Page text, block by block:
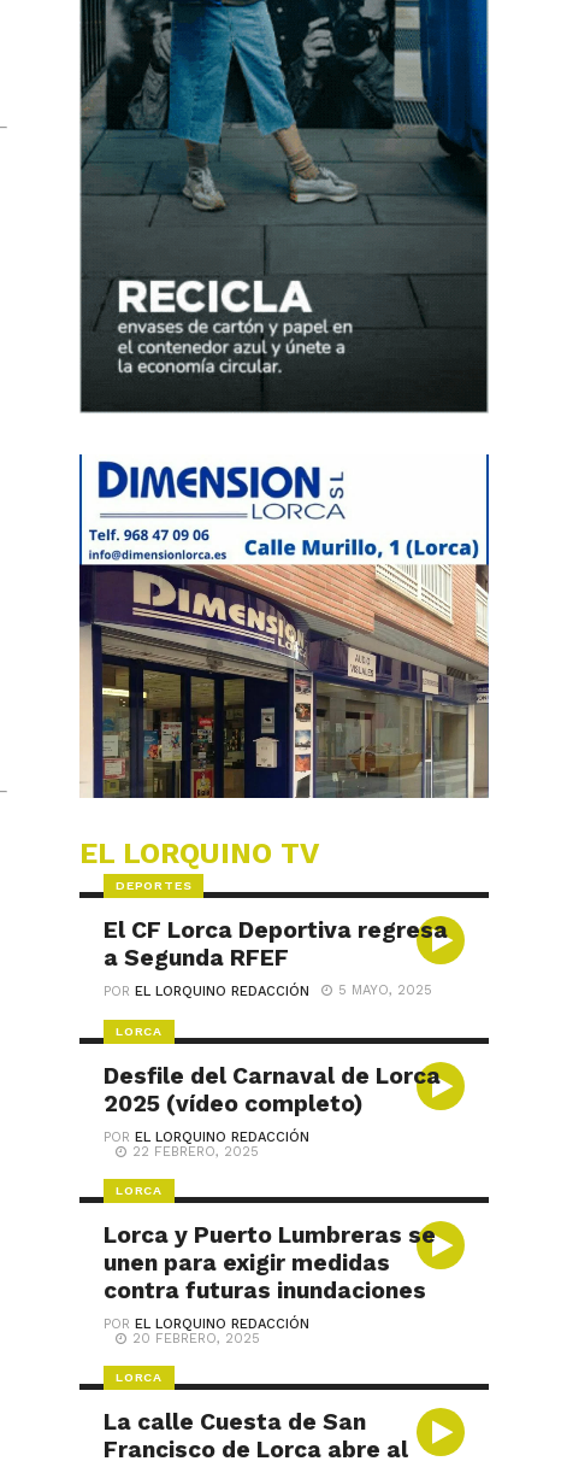
EL LORQUINO TV
DEPORTES
El CF Lorca Deportiva regresa
a Segunda RFEF
POREL LORQUINO REDACCIÓN 5 MAYO, 2025
LORCA
Desfile del Carnaval de Lorca
2025 (vídeo completo)
POREL LORQUINO REDACCIÓN
22 FEBRERO, 2025
LORCA
Lorca y Puerto Lumbreras se
unen para exigir medidas
contra futuras inundaciones
POREL LORQUINO REDACCIÓN
20 FEBRERO, 2025
LORCA
La calle Cuesta de San
Francisco de Lorca abre al